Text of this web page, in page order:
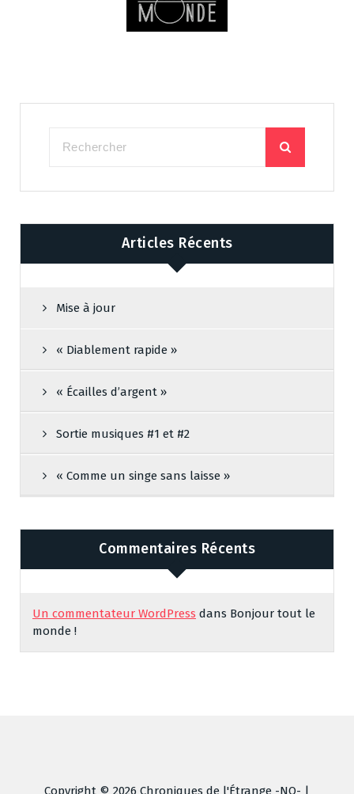
Articles Récents
Mise à jour
« Diablement rapide »
« Écailles d’argent »
Sortie musiques #1 et #2
« Comme un singe sans laisse »
Commentaires Récents
Un commentateur WordPress dans Bonjour tout le
monde !
Copyright © 2026 Chroniques de l'Étrange -NO- |